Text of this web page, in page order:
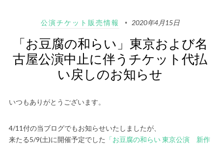
公演チケット販売情報 2020年4月15日
「お豆腐の和らい」東京および名
古屋公演中止に伴うチケット代払
い戻しのお知らせ
いつもありがとうございます。
4/11付の当ブログでもお知らせいたしましたが、
来たる5/9(土)に開催予定でした 「お豆腐の和らい 東京公演 新作